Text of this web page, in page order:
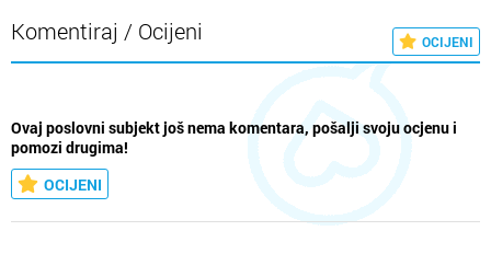
Komentiraj / Ocijeni OCIJENI
Ovaj poslovni subjekt još nema komentara, pošalji svoju ocjenu i
pomozi drugima!
OCIJENI